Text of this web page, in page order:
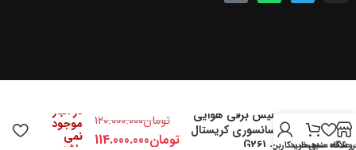
علاقه مندیسبد خرید
حساب کاربری من
سبد آگلیس برقی هوایی
ریلی آسانسوری کریستال
فانتونی G261
تومان120.000.000
تومان114.000.000
در انبار
موجود
نمی